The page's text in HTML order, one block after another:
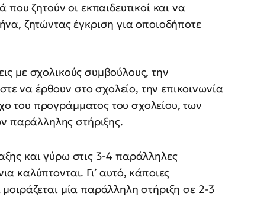
που ζητούν οι εκπαιδευτικοί και να
ζητώντας έγκριση για οποιοδήποτε
με σχολικούς συμβούλους, την
να έρθουν στο σχολείο, την επικοινωνία
του προγράμματος του σχολείου, των
παράλληλης στήριξης.
και γύρω στις 3-4 παράλληλες
καλύπτονται. Γι’ αυτό, κάποιες
μία παράλληλη στήριξη σε 2-3